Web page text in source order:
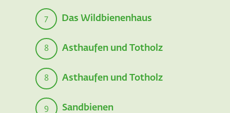
7 Das Wildbienenhaus
8 Asthaufen und Totholz
8 Asthaufen und Totholz
9 Sandbienen